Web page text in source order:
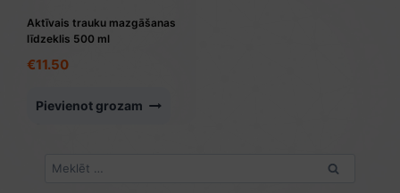
Aktīvais trauku mazgāšanas
līdzeklis 500 ml
€11.50
Pievienot grozam
Meklēt: